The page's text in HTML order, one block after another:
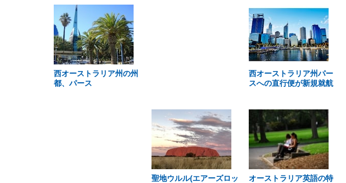
西オーストラリア州の州
都、パース
西オーストラリア州パー
スへの直行便が新規就航
聖地ウルル(エアーズロッ
オーストラリア英語の特